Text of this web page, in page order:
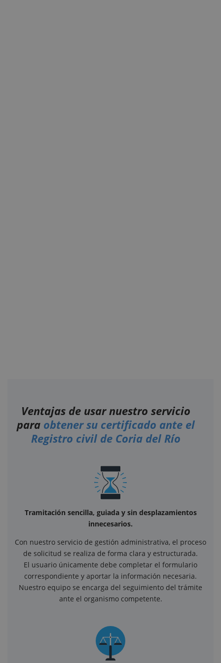
Ventajas de usar nuestro servicio
para obtener su certificado ante el
Registro civil de Coria del Río
Tramitación sencilla, guiada y sin desplazamientos
innecesarios.
Con nuestro servicio de gestión administrativa, el proceso
de solicitud se realiza de forma clara y estructurada.
El usuario únicamente debe completar el formulario
correspondiente y aportar la información necesaria.
Nuestro equipo se encarga del seguimiento del trámite
ante el organismo competente.